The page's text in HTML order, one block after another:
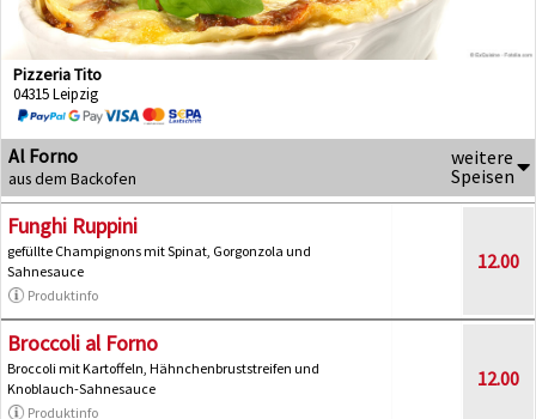
Pizzeria Tito
04315 Leipzig
Al Forno
aus dem Backofen
weitere
Speisen
Funghi Ruppini
gefüllte Champignons mit Spinat, Gorgonzola und
Sahnesauce
Produktinfo
12.00
Broccoli al Forno
Broccoli mit Kartoffeln, Hähnchenbruststreifen und
Knoblauch-Sahnesauce
Produktinfo
12.00